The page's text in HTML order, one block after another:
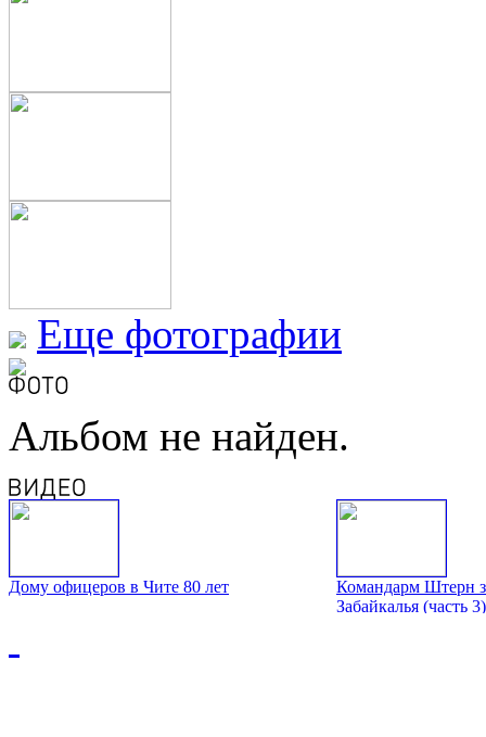
Еще фотографии
Альбом не найден.
Дому офицеров в Чите 80 лет
Командарм Штерн
Забайкалья (часть 3)